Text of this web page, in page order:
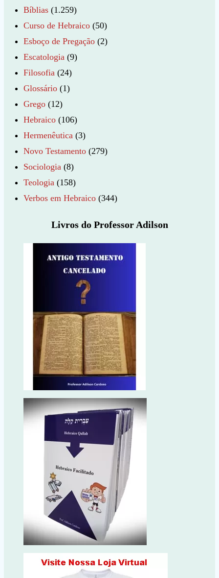
Bíblias (1.259)
Curso de Hebraico (50)
Esboço de Pregação (2)
Escatologia (9)
Filosofia (24)
Glossário (1)
Grego (12)
Hebraico (106)
Hermenêutica (3)
Novo Testamento (279)
Sociologia (8)
Teologia (158)
Verbos em Hebraico (344)
Livros do Professor Adilson